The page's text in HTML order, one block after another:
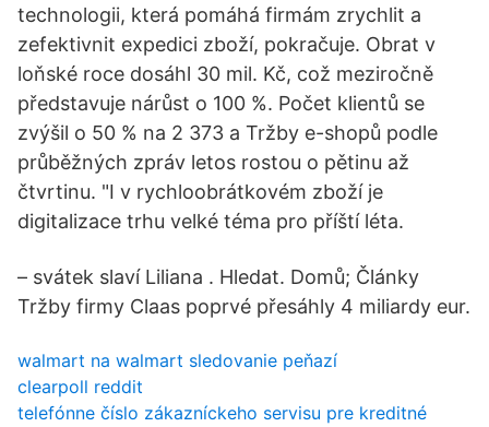
technologii, která pomáhá firmám zrychlit a
zefektivnit expedici zboží, pokračuje. Obrat v
loňské roce dosáhl 30 mil. Kč, což meziročně
představuje nárůst o 100 %. Počet klientů se
zvýšil o 50 % na 2 373 a Tržby e-shopů podle
průběžných zpráv letos rostou o pětinu až
čtvrtinu. "I v rychloobrátkovém zboží je
digitalizace trhu velké téma pro příští léta.
– svátek slaví Liliana . Hledat. Domů; Články
Tržby firmy Claas poprvé přesáhly 4 miliardy eur.
walmart na walmart sledovanie peňazí
clearpoll reddit
telefónne číslo zákazníckeho servisu pre kreditné